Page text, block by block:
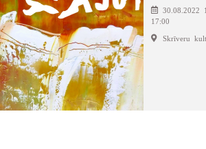
30.08.2022
17:00
Skrīveru